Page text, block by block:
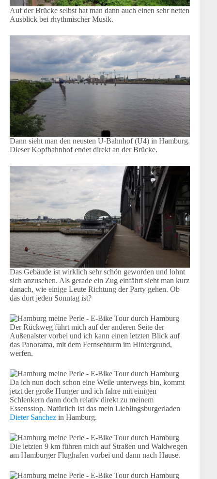
Auf der Brücke selbst hat man dann auch einen sehr netten
Ausblick bei rhythmischer Musik.
Dann sieht man den neusten U-Bahnhof (U4) in Hamburg.
Dieser Kopfbahnhof endet direkt an der Brücke.
Das Gebäude ist wirklich sehr schön geworden und lohnt
sich anzusehen. Als gerade ein Zug einfährt sieht man kurz
danach, wie einige Leute Richtung der Party gehen. Ob
das dort jeden Sonntag ist?
Der Rückweg führt mich auf der anderen Seite der
Außenalster vorbei und ich kann einen letzten Blick auf
das Panorama, mit dem Fernsehturm im Hintergrund,
werfen.
Da ich nun doch schon eine Weile unterwegs bin, kommt
jetzt der große Hunger und ich fahre mit einigen
Schlenkern dann doch relativ direkt zu meinem
Essensstop. Natürlich ist das mein Lieblingsburgerladen
Dieter Sanchez in Hamburg.
Die letzten 9 km führen mich auf Straßen und Waldwegen
am Hamburger Flughafen vorbei und dann nach Hause.